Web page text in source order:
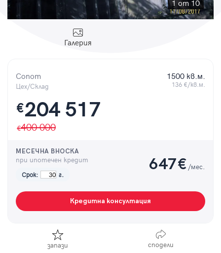
1 от 10
Галерия
Сопот
Цех/Склад
1500 кв.м.
136 €/кв.м.
€204 517
400 000
МЕСЕЧНА ВНОСКА
при ипотечен кредит
Срок: г.
647€ /мес.
Кредитна консултация
запази сподели
Парола